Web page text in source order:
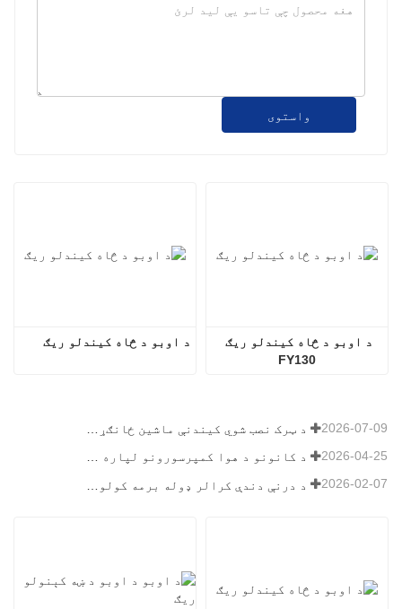
واستوی
د اوبو د څاه کیندلو ریګ
FY130
2026-07-09
د کانونو د هوا کمپرسورونو لپاره وروستۍ لارښود 2026-04-25
2026-02-07